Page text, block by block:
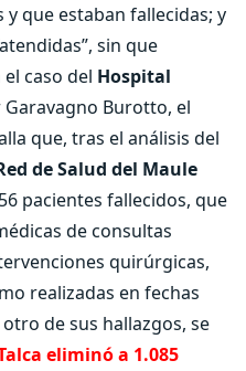
que estaban fallecidas; y
sin que
caso del Hospital
Garavagno Burotto, el
que, tras el análisis del
de Salud del Maule
pacientes fallecidos, que
de consultas
quirúrgicas,
realizadas en fechas
de sus hallazgos, se
eliminó a 1.085